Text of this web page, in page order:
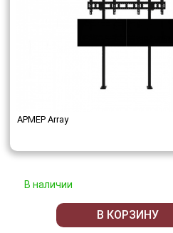
АРМЕР Array
В наличии
В КОРЗИНУ